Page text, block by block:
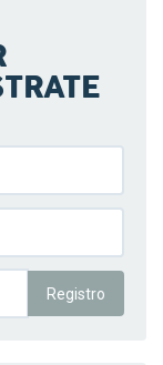
Registro